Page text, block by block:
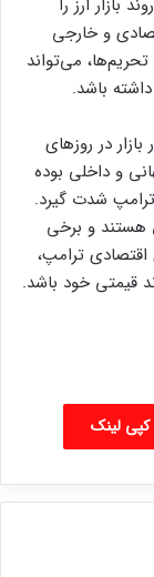
و خارجی
می‌تواند
باشد.
در روزهای
و داخلی بوده
شدت گیرد.
هستند و برخی
ترامپ،
قیمتی خود باشد.
کپی لینک